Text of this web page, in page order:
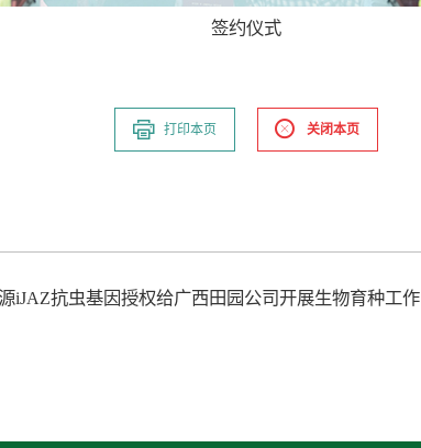
签约仪式
打印本页 关闭本页
iJAZ抗虫基因授权给广西田园公司开展生物育种工作